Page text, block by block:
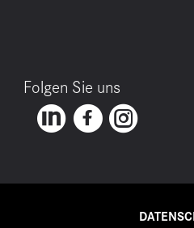
Folgen Sie uns